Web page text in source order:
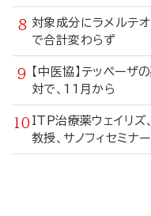
対象成分にラメルテ
で合計変わらず
【中医協】テッペー
対で、11月から
ITP治療薬ウェイリ
教授、サノフィセミナ